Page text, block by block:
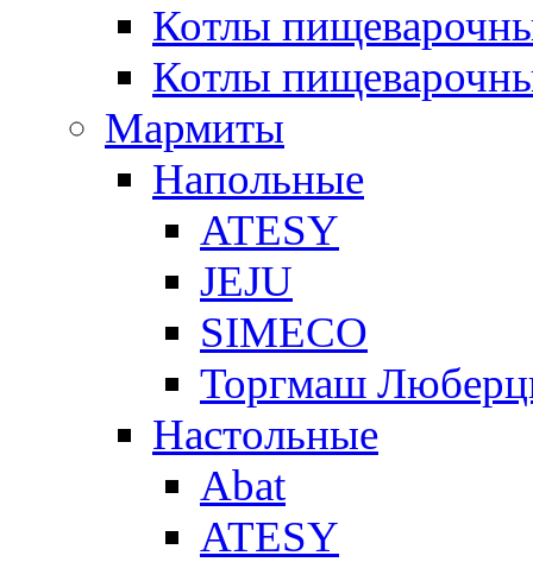
Котлы
Котлы
Мармиты
Напольные
ATESY
JEJU
SIMECO
Торгмаш
Настольные
Abat
ATESY